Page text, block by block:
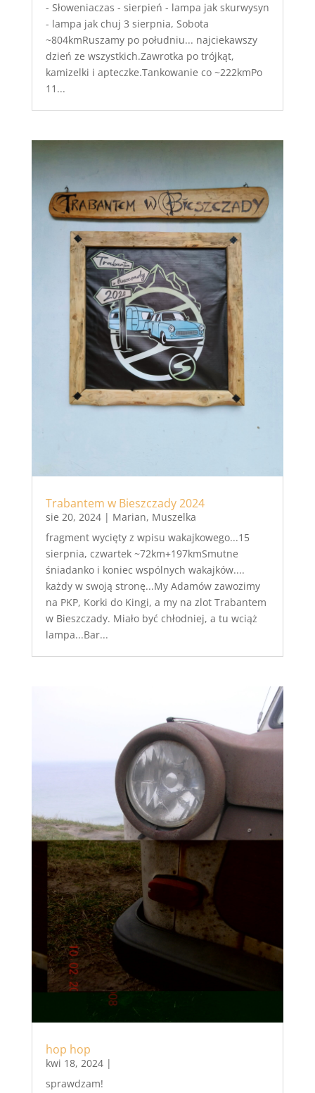
- Słoweniaczas - sierpień - lampa jak skurwysyn
- lampa jak chuj 3 sierpnia, Sobota
~804kmRuszamy po południu... najciekawszy
dzień ze wszystkich.Zawrotka po trójkąt,
kamizelki i apteczke.Tankowanie co ~222kmPo
11...
Trabantem w Bieszczady 2024
sie 20, 2024| Marian, Muszelka
fragment wycięty z wpisu wakajkowego...15
sierpnia, czwartek ~72km+197kmSmutne
śniadanko i koniec wspólnych wakajków....
każdy w swoją stronę...My Adamów zawozimy
na PKP, Korki do Kingi, a my na zlot Trabantem
w Bieszczady. Miało być chłodniej, a tu wciąż
lampa...Bar...
hop hop
kwi 18, 2024|
sprawdzam!